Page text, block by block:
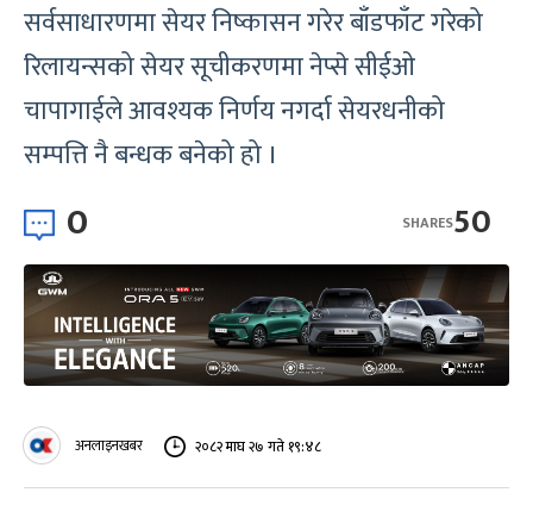
सर्वसाधारणमा सेयर निष्कासन गरेर बाँडफाँट गरेको
रिलायन्सको सेयर सूचीकरणमा नेप्से सीईओ
चापागाईले आवश्यक निर्णय नगर्दा सेयरधनीको
सम्पत्ति नै बन्धक बनेको हो ।
0 50
SHARES
अनलाइनखबर २०८२ माघ २७ गते १९:४८